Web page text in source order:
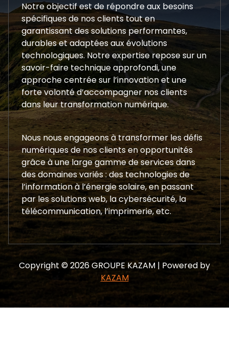
Notre objectif est de répondre aux besoins
spécifiques de nos clients tout en
garantissant des solutions performantes,
durables et adaptées aux évolutions
technologiques. Notre expertise repose sur un
savoir-faire technique approfondi, une
approche centrée sur l’innovation et une
forte volonté d’accompagner nos clients
dans leur transformation numérique.
Nous nous engageons à transformer les défis
numériques de nos clients en opportunités
grâce à une large gamme de services dans
des domaines variés : des technologies de
l’information à l’énergie solaire, en passant
par les solutions web, la cybersécurité, la
télécommunication, l’imprimerie, etc.
Copyright © 2026 GROUPE KAZAM | Powered by
KAZAM